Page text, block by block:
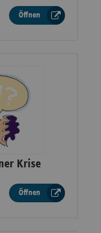
Öffnen
Krise
Öffnen